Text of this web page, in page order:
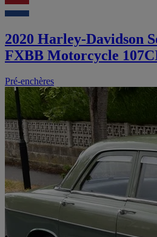
2020 Harley-Davidson
FXBB Motorcycle
Pré-enchères